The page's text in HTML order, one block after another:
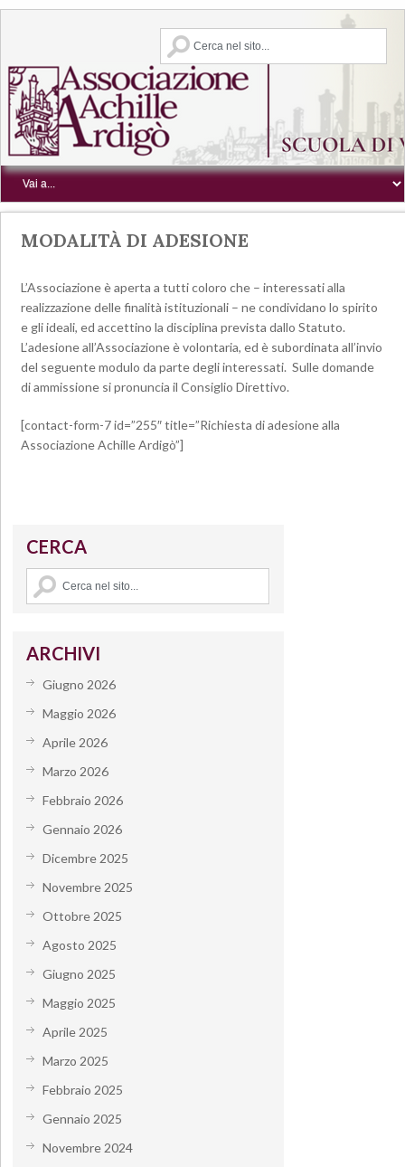
MODALITÀ DI ADESIONE
L’Associazione è aperta a tutti coloro che – interessati alla
realizzazione delle finalità istituzionali – ne condividano lo spirito
e gli ideali, ed accettino la disciplina prevista dallo Statuto.
L’adesione all’Associazione è volontaria, ed è subordinata all’invio
del seguente modulo da parte degli interessati. Sulle domande
di ammissione si pronuncia il Consiglio Direttivo.
[contact-form-7 id=”255″ title=”Richiesta di adesione alla
Associazione Achille Ardigò”]
CERCA
ARCHIVI
Giugno 2026
Maggio 2026
Aprile 2026
Marzo 2026
Febbraio 2026
Gennaio 2026
Dicembre 2025
Novembre 2025
Ottobre 2025
Agosto 2025
Giugno 2025
Maggio 2025
Aprile 2025
Marzo 2025
Febbraio 2025
Gennaio 2025
Novembre 2024